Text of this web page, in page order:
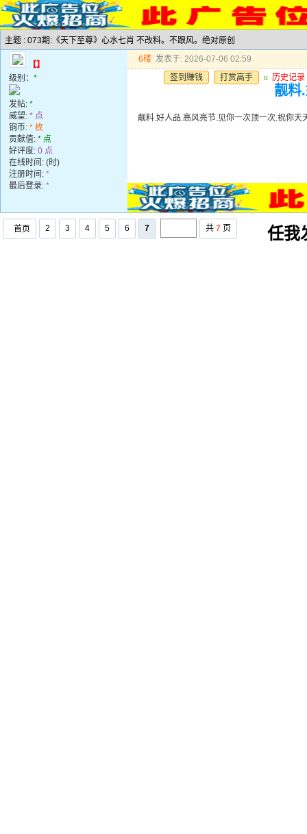
主题 : 073期:《天下至尊》心水七肖 不改料。不跟风。绝对原创
【】
级别： *
发帖: *
威望: * 点
铜币: * 枚
贡献值: * 点
好评度: 0 点
在线时间: (时)
注册时间: *
最后登录: *
6楼 发表于: 2026-07-06 02:59
签到赚钱
打赏高手 u 历史记录
靓料
靓料.好人品.高风亮节.见你一次顶一次.祝你天
首页 2 3 4 5 6 7 共 7 页 任我